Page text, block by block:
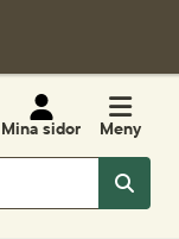
Mina sidor Meny
Sök